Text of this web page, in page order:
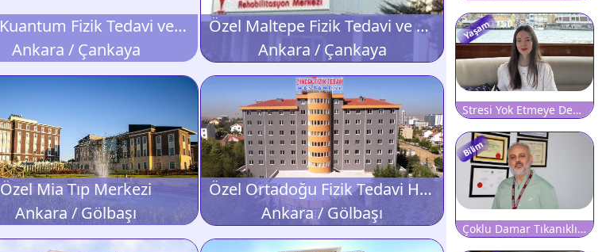
Özel Kuantum Fizik Tedavi ve Rehabilitasyon Merkezi
Ankara / Çankaya
Özel Maltepe Fizik Tedavi ve Rehabilitasyon Merkezi
Ankara / Çankaya
Özel Mia Tıp Merkezi
Ankara / Gölbaşı
Özel Ortadoğu Fizik Tedavi Hastanesi
Ankara / Gölbaşı
Yaşam
Stresi Yok Etmeye Değil, Yönetmeye Odaklanın
Bilim
Çoklu Damar Tıkanıklığında Robotik Bypass Avantajı